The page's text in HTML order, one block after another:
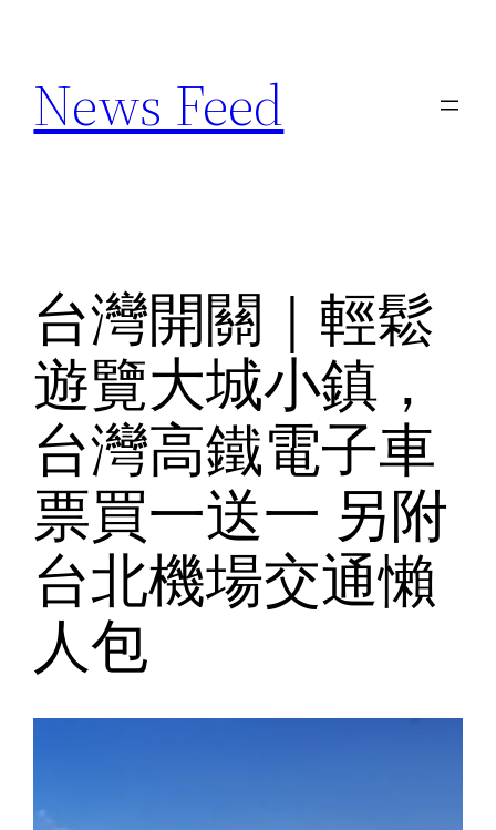
content
News Feed
台灣開關｜輕鬆
遊覽大城小鎮，
台灣高鐵電子車
票買一送一 另附
台北機場交通懶
人包